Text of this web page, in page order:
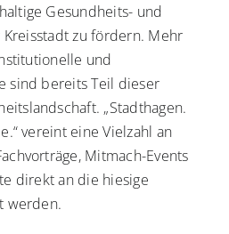
Gesundheits- und
zu fördern. Mehr
und
sind bereits Teil dieser
„Stadthagen.
vereint eine Vielzahl an
Mitmach-Events
direkt an die hiesige
werden.